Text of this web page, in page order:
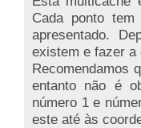
Cada ponto
apresentado.
existem e fazer a
Recomendamos
entanto não é
número 1 e
este até às